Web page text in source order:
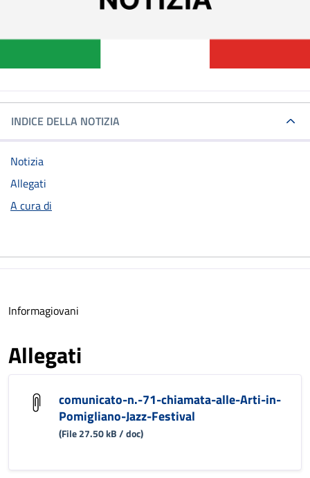
INDICE DELLA NOTIZIA
Notizia
Allegati
A cura di
Informagiovani
Allegati
comunicato-n.-71-chiamata-alle-Arti-in-
Pomigliano-Jazz-Festival
(File 27.50 kB / doc)